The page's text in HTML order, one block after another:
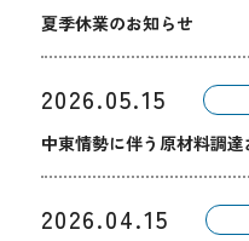
夏季休業のお知らせ
2026.05.15
中東情勢に伴う原材料調
2026.04.15